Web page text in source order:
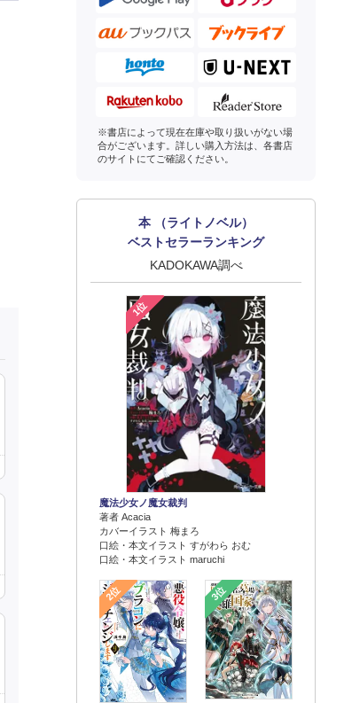
※書店によって現在在庫や取り扱いがない場
合がございます。詳しい購入方法は、各書店
のサイトにてご確認ください。
本 （ライトノベル）
ベストセラーランキング
KADOKAWA調べ
1位
魔法少女ノ魔女裁判
著者 Acacia
カバーイラスト 梅まろ
口絵・本文イラスト すがわら おむ
口絵・本文イラスト maruchi
2位 3位